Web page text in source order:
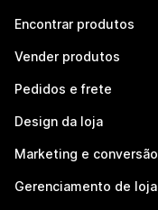
Encontrar produtos
Vender produtos
Pedidos e frete
Design da loja
Marketing e conversão
Gerenciamento de loja